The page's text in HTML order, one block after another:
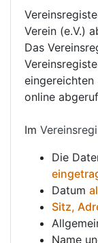
Verein (e.V.)
Das
online
Im
Die
Datum
Sitz,
Name